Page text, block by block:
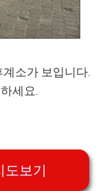
소가 보입니다.
세요.
보기